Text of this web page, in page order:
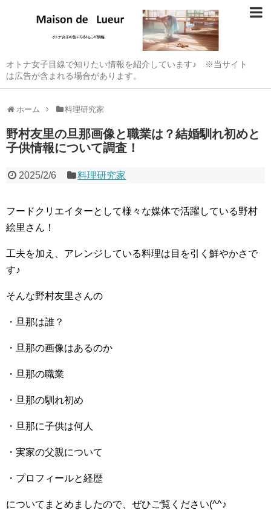
オトナ女子目線で知りたい情報を紹介しています♪ ※当サイト
は広告が含まれる場合があります。
ホーム 料理研究家
野村友里の旦那画像と職業は？結婚馴れ初めと
子供情報について調査！
2025/2/6 料理研究家
フードクリエイターとして様々な媒体で活躍している野村
絵里さん！
工夫を加え、アレンジしている料理は目を引く鮮やかさで
す♪
そんな野村友里さんの
・旦那は誰？
・旦那の画像はあるのか
・旦那の職業
・旦那の馴れ初め
・旦那に子供は何人
・実家の父親について
・プロフィールと経歴
についてまとめましたので、ぜひご覧ください(^^♪